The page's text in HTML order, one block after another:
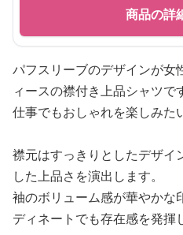
商品の詳
パフスリーブのデザインが女
ィースの襟付き上品シャツで
仕事でもおしゃれを楽しみた
襟元はすっきりとしたデザイ
した上品さを演出します。
袖のボリューム感が華やかな
ディネートでも存在感を発揮